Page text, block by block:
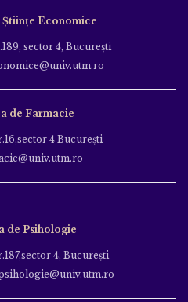
Economice
sector 4, Bucureşti
de Farmacie
4 Bucureşti
de Psihologie
4, Bucureşti